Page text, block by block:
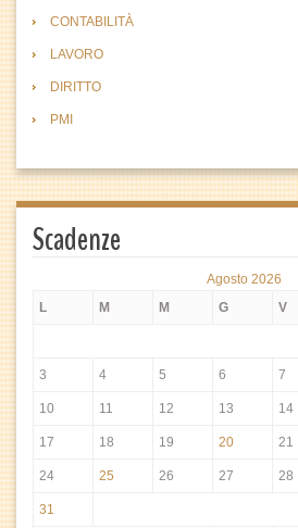
CONTABILITÀ
LAVORO
DIRITTO
PMI
Scadenze
Agosto 2026
L
M M G V
3 4 5 6 7
10 11 12 13 14
17 18 19 20 21
24 25 26 27 28
31